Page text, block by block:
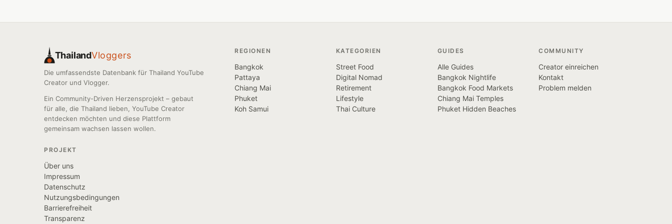
ThailandVloggers
Die umfassendste Datenbank für Thailand YouTube
Creator und Vlogger.
Ein Community-Driven Herzensprojekt – gebaut
für alle, die Thailand lieben, YouTube Creator
entdecken möchten und diese Plattform
gemeinsam wachsen lassen wollen.
REGIONEN
Bangkok
Pattaya
Chiang Mai
Phuket
Koh Samui
KATEGORIEN
Street Food
Digital Nomad
Retirement
Lifestyle
Thai Culture
GUIDES
Alle Guides
Bangkok Nightlife
Bangkok Food Markets
Chiang Mai Temples
Phuket Hidden Beaches
COMMUNITY
Creator einreichen
Kontakt
Problem melden
PROJEKT
Über uns
Impressum
Datenschutz
Nutzungsbedingungen
Barrierefreiheit
Transparenz